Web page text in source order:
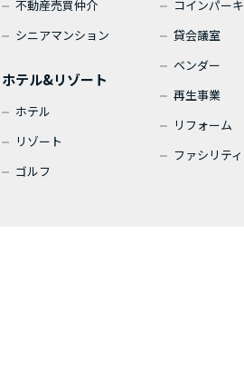
不動産売買仲介
シニアマンション
ホテル&リゾート
ホテル
リゾート
ゴルフ
コインパー
貸会議室
ベンダー
再生事業
リフォーム
ファシリティ